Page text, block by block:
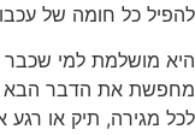
להפיל כל חומה של
היא מושלמת למי שכבר
מחפשת את הדבר הבא
לכל מגירה, תיק או רגע